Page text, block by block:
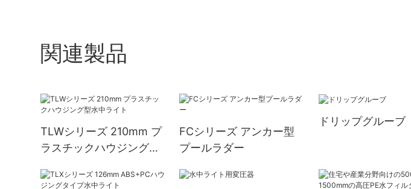
関連製品
TLWシリーズ 210mm プ
ラスチックハウジング型
FCシリーズ アンカー型
プールラダー
ドリップグルーブ